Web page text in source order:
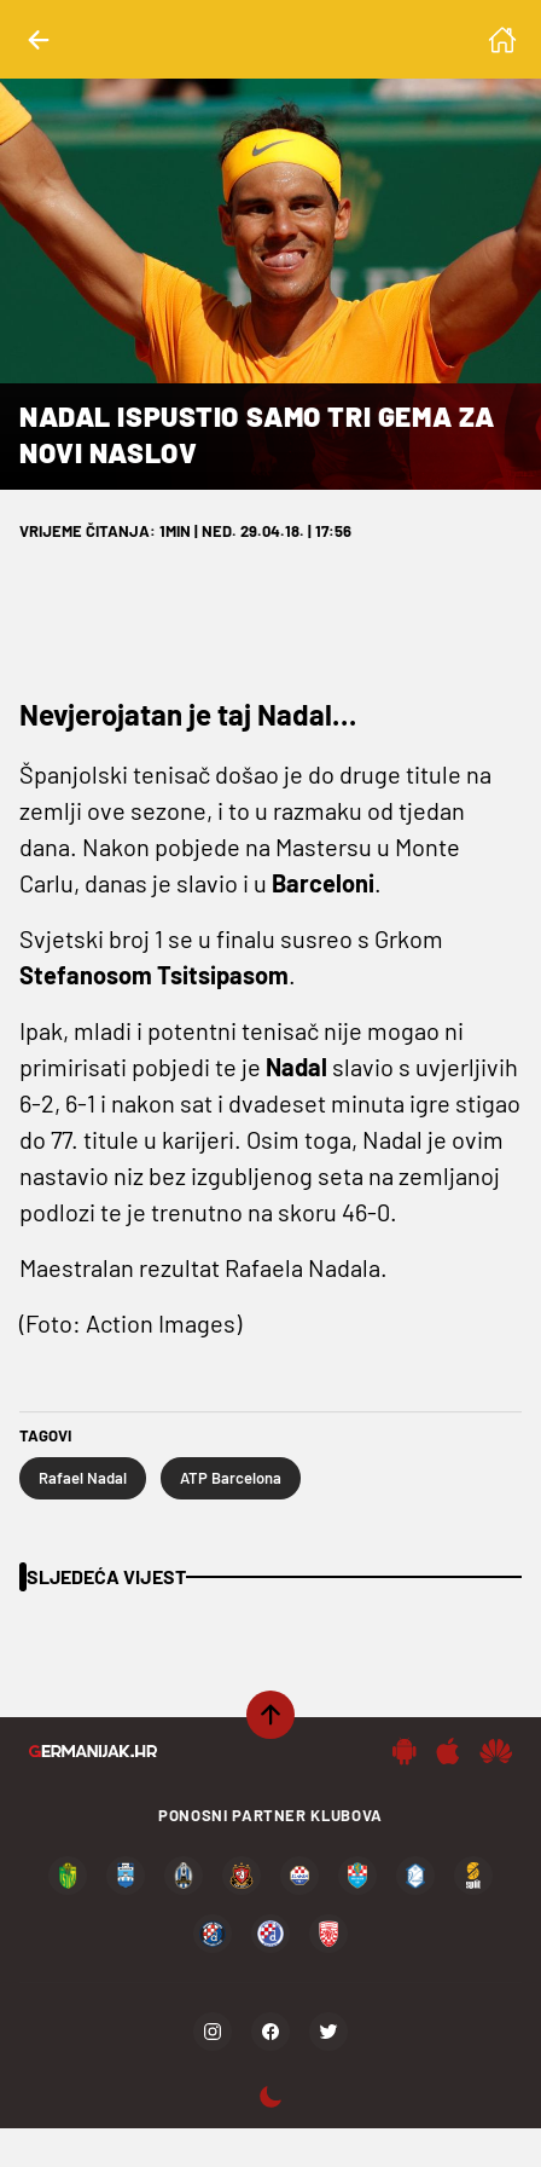
NADAL ISPUSTIO SAMO TRI GEMA ZA
NOVI NASLOV
VRIJEME ČITANJA: 1MIN | NED. 29.04.18. | 17:56
Nevjerojatan je taj Nadal…
Španjolski tenisač došao je do druge titule na
zemlji ove sezone, i to u razmaku od tjedan
dana. Nakon pobjede na Mastersu u Monte
Carlu, danas je slavio i u Barceloni.
Svjetski broj 1 se u finalu susreo s Grkom
Stefanosom Tsitsipasom.
Ipak, mladi i potentni tenisač nije mogao ni
primirisati pobjedi te je Nadal slavio s uvjerljivih
6-2, 6-1 i nakon sat i dvadeset minuta igre stigao
do 77. titule u karijeri. Osim toga, Nadal je ovim
nastavio niz bez izgubljenog seta na zemljanoj
podlozi te je trenutno na skoru 46-0.
Maestralan rezultat Rafaela Nadala.
(Foto: Action Images)
TAGOVI
Rafael Nadal ATP Barcelona
SLJEDEĆA VIJEST
PONOSNI PARTNER KLUBOVA